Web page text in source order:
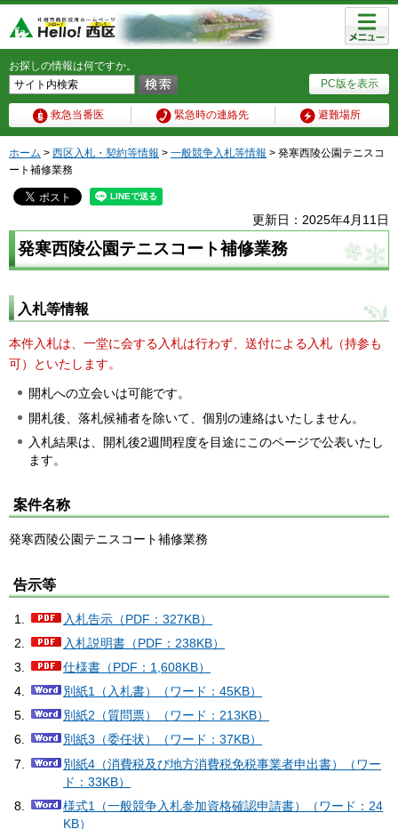
PC版を表示
お探しの情報は何ですか。
救急当番医 緊急時の連絡先 避難場所
メニュ
ー
ホーム > 西区入札・契約等情報 > 一般競争入札等情報 > 発寒西陵公園テニスコ
ート補修業務
更新日：2025年4月11日
発寒西陵公園テニスコート補修業務
入札等情報
本件入札は、一堂に会する入札は行わず、送付による入札（持参も
可）といたします。
開札への立会いは可能です。
開札後、落札候補者を除いて、個別の連絡はいたしません。
入札結果は、開札後2週間程度を目途にこのページで公表いたし
ます。
案件名称
発寒西陵公園テニスコート補修業務
告示等
入札告示（PDF：327KB）
入札説明書（PDF：238KB）
仕様書（PDF：1,608KB）
別紙1（入札書）（ワード：45KB）
別紙2（質問票）（ワード：213KB）
別紙3（委任状）（ワード：37KB）
別紙4（消費税及び地方消費税免税事業者申出書）（ワー
ド：33KB）
様式1（一般競争入札参加資格確認申請書）（ワード：24
KB）